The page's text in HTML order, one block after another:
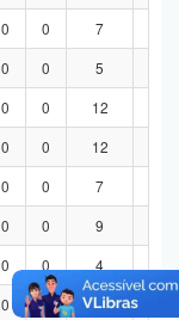
0 0 7
0 0 5
0 0 12
0 0 12
0 0 7
0 0 9
0 0 4
0 0 5